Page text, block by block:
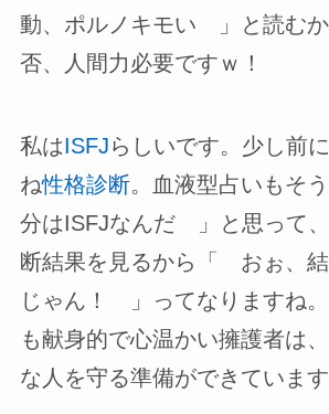
動、ポルノキモい 」と読むか
否、人間力必要ですｗ！
私はISFJらしいです。少し前
ね性格診断。血液型占いもそ
分はISFJなんだ 」と思って
断結果を見るから「 おぉ、
じゃん！ 」ってなりますね
も献身的で心温かい擁護者は
な人を守る準備ができています